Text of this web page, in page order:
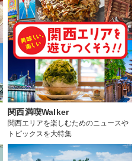
関西満喫Walker
関西エリアを楽しむためのニュースや
トピックスを大特集